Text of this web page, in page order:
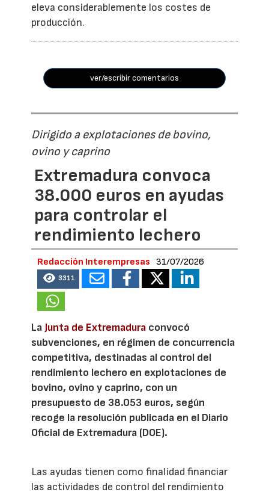
eleva considerablemente los costes de
producción.
ver/escribir comentarios
Dirigido a explotaciones de bovino,
ovino y caprino
Extremadura convoca
38.000 euros en ayudas
para controlar el
rendimiento lechero
Redacción Interempresas 31/07/2026
3311
La Junta de Extremadura convocó
subvenciones, en régimen de concurrencia
competitiva, destinadas al control del
rendimiento lechero en explotaciones de
bovino, ovino y caprino, con un
presupuesto de 38.053 euros, según
recoge la resolución publicada en el Diario
Oficial de Extremadura (DOE).
Las ayudas tienen como finalidad financiar
las actividades de control del rendimiento